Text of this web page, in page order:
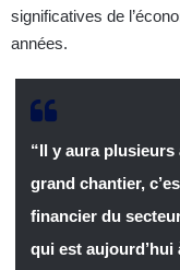
significatives de
années.
“Il y aura plusieurs
grand chantier,
financier du
qui est